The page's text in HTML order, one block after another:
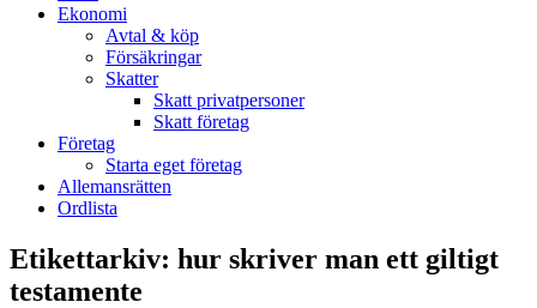
Ekonomi
Avtal & köp
Försäkringar
Skatter
Skatt privatpersoner
Skatt företag
Företag
Starta eget företag
Allemansrätten
Ordlista
Etikettarkiv: hur skriver man ett giltigt
testamente